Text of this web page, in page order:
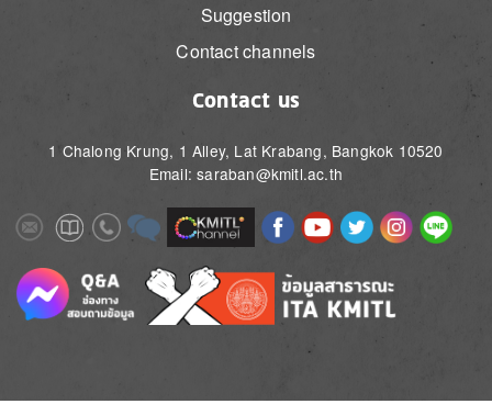
Suggestion
Contact channels
Contact us
1 Chalong Krung, 1 Alley, Lat Krabang, Bangkok 10520
Email: saraban@kmitl.ac.th
ImageImageImageImage Image ImageImageImageImageImage
Image Image